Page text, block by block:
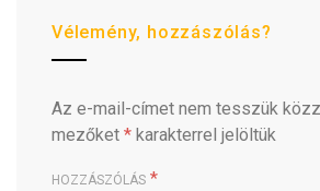
Vélemény, hozzászólás?
Az e-mail-címet nem tesszük
mezőket * karakterrel jelöltük
HOZZÁSZÓLÁS *